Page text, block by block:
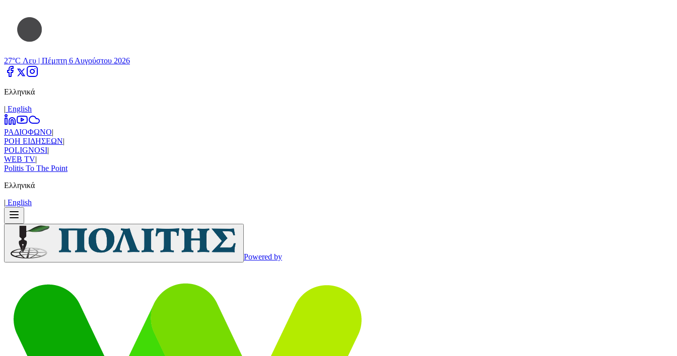
27°C Λευ | Πέμπτη 6 Αυγούστου 2026
Ελληνικά
| Εnglish
ΡΑΔΙΟΦΩΝΟ|
ΡΟΗ ΕΙΔΗΣΕΩΝ|
POLIGNOSI|
WEB TV|
Politis To The Point
Ελληνικά
| Εnglish
Powered by